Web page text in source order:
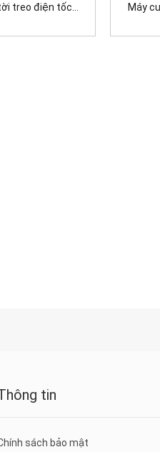
treo điện tốc...
Máy
tin
sách bảo mật